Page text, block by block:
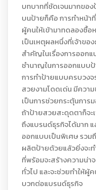
บทบาทที่ชัดเจนมากขอ
บนป้ายก็คือ การทำหน้า
ผู้คนให้เข้ามาทดลองซื้
เป็นเหตุผลหนึ่งที่เจ้าขอ
สำคัญในเรื่องการออก
ชำนาญในการออกแบบ
การทำป้ายแบบครบวงจ
สวยงามโดดเด่น มีควา
เป็นการช่วยกระตุ้นกา
ถ้าป้ายสวยสะดุดตาก็จะ
ถึงแบรนด์ธุรกิจได้มาก
ออกแบบเป็นพิเศษ รวม
ผลิตป้ายด้วยแล้วยิ่งจะ
ที่พร้อมจะสร้างความน่า
ทั่วไป และจะช่วยทำให้ผู้
บวกต่อแบรนด์ธุรกิจ